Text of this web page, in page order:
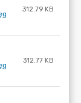
312.79 KB
312.77 KB